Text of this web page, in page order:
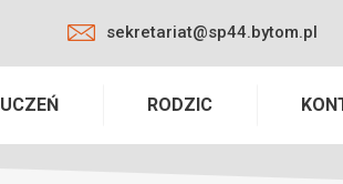
sekretariat@sp44.bytom.pl
UCZEŃ RODZIC